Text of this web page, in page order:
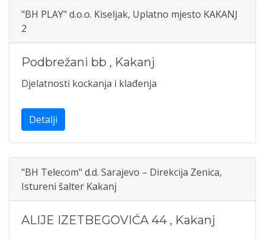
"BH PLAY" d.o.o. Kiseljak, Uplatno mjesto KAKANJ
2
Podbrežani bb , Kakanj
Djelatnosti kockanja i klađenja
Detalji
"BH Telecom" d.d. Sarajevo – Direkcija Zenica,
Istureni šalter Kakanj
ALIJE IZETBEGOVIĆA 44 , Kakanj